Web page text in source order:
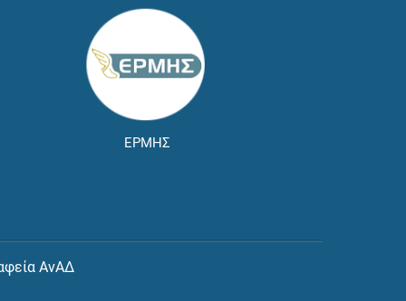
ΕΡΜΗΣ
ΑνΑΔ